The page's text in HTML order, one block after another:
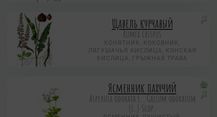
Щавель курчавый
Rumex crispus
КОНЯТНИК, КОКОВНИК,
ЛЯГУШАЧЬЯ КИСЛИЦА, КОНСКАЯ
КИСЛИЦА, ГРЫЖНАЯ ТРАВА
Ясменник пахучий
Asperula odorata L., Galium odoratum
(L.) Scop.